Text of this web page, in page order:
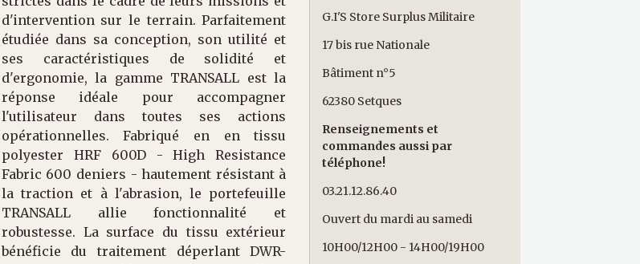
d'intervention sur le terrain. Parfaitement
étudiée dans sa conception, son utilité et
ses caractéristiques de solidité et
d'ergonomie, la gamme TRANSALL est la
réponse idéale pour accompagner
l'utilisateur dans toutes ses actions
opérationnelles. Fabriqué en en tissu
polyester HRF 600D - High Resistance
Fabric 600 deniers - hautement résistant à
la traction et à l'abrasion, le portefeuille
TRANSALL allie fonctionnalité et
robustesse. La surface du tissu extérieur
bénéficie du traitement déperlant DWR-
G.I'S Store Surplus Militaire
17 bis rue Nationale
Bâtiment n°5
62380 Setques
Renseignements et
commandes aussi par
téléphone!
03.21.12.86.40
Ouvert du mardi au samedi
10H00/12H00 - 14H00/19H00